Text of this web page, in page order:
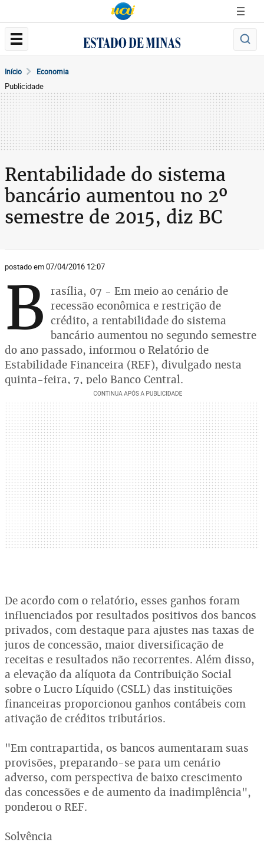
Início Economia
Publicidade
Rentabilidade do sistema
bancário aumentou no 2º
semestre de 2015, diz BC
postado em 07/04/2016 12:07
B rasília, 07 - Em meio ao cenário de
recessão econômica e restrição de
crédito, a rentabilidade do sistema
bancário aumentou no segundo semestre
do ano passado, informou o Relatório de
Estabilidade Financeira (REF), divulgado nesta
quinta-feira, 7, pelo Banco Central.
De acordo com o relatório, esses ganhos foram
influenciados por resultados positivos dos bancos
privados, com destaque para ajustes nas taxas de
juros de concessão, maior diversificação de
receitas e resultados não recorrentes. Além disso,
a elevação da alíquota da Contribuição Social
sobre o Lucro Líquido (CSLL) das instituições
financeiras proporcionou ganhos contábeis com
ativação de créditos tributários.
"Em contrapartida, os bancos aumentaram suas
provisões, preparando-se para um cenário
adverso, com perspectiva de baixo crescimento
das concessões e de aumento da inadimplência",
ponderou o REF.
Solvência